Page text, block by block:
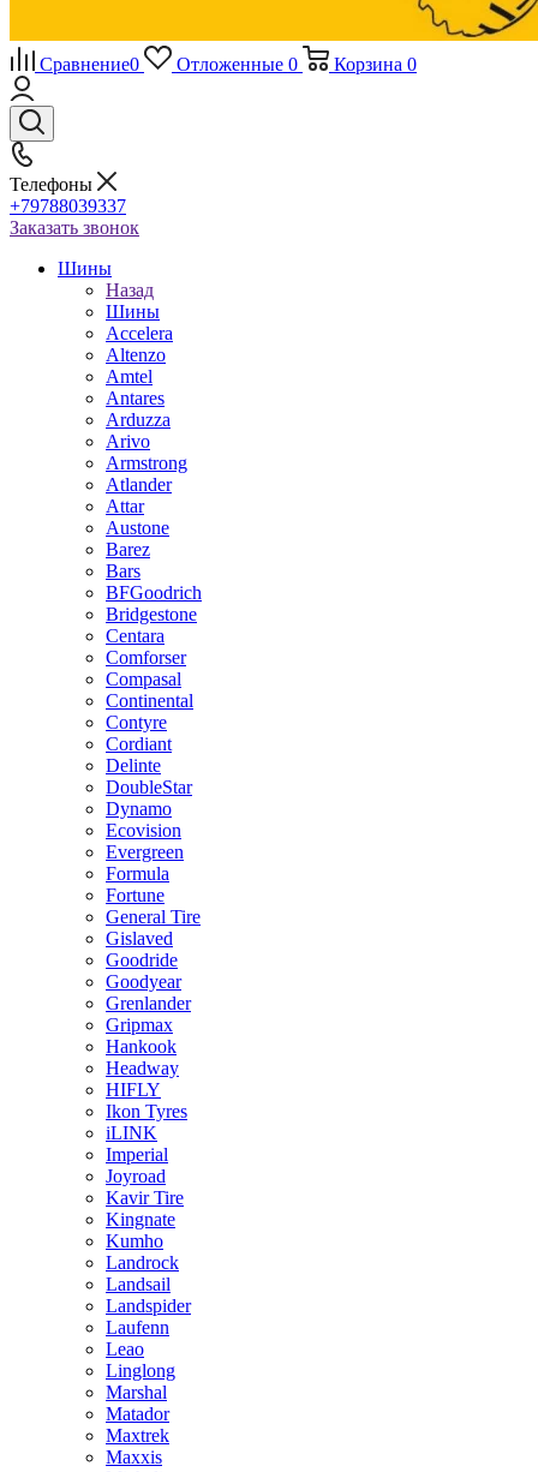
Сравнение0 Отложенные 0 Корзина 0
Телефоны
+79788039337
Заказать звонок
Шины
Назад
Шины
Accelera
Altenzo
Amtel
Antares
Arduzza
Arivo
Armstrong
Atlander
Attar
Austone
Barez
Bars
BFGoodrich
Bridgestone
Centara
Comforser
Compasal
Continental
Contyre
Cordiant
Delinte
DoubleStar
Dynamo
Ecovision
Evergreen
Formula
Fortune
General Tire
Gislaved
Goodride
Goodyear
Grenlander
Gripmax
Hankook
Headway
HIFLY
Ikon Tyres
iLINK
Imperial
Joyroad
Kavir Tire
Kingnate
Kumho
Landrock
Landsail
Landspider
Laufenn
Leao
Linglong
Marshal
Matador
Maxtrek
Maxxis